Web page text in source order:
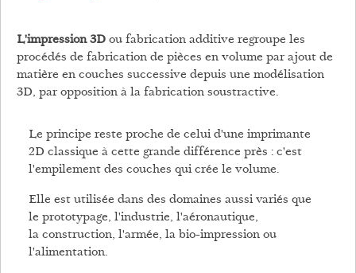
L'impression 3Dou fabrication additive regroupe les
procédés de fabrication de pièces en volume par ajout de
matière en couches successive depuis une modélisation
3D, par opposition à la fabrication soustractive.
Le principe reste proche de celui d'une imprimante
2D classique à cette grande différence près : c'est
l'empilement des couches qui crée le volume.
Elle est utilisée dans des domaines aussi variés que
le prototypage, l'industrie, l'aéronautique,
la construction, l'armée, la bio-impression ou
l'alimentation.